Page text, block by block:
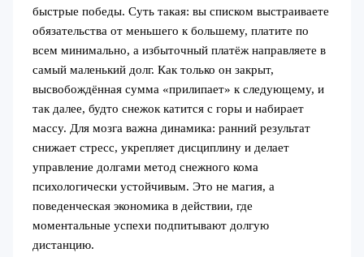
быстрые победы. Суть такая: вы списком выстраиваете
обязательства от меньшего к большему, платите по
всем минимально, а избыточный платёж направляете в
самый маленький долг. Как только он закрыт,
высвобождённая сумма «прилипает» к следующему, и
так далее, будто снежок катится с горы и набирает
массу. Для мозга важна динамика: ранний результат
снижает стресс, укрепляет дисциплину и делает
управление долгами метод снежного кома
психологически устойчивым. Это не магия, а
поведенческая экономика в действии, где
моментальные успехи подпитывают долгую
дистанцию.